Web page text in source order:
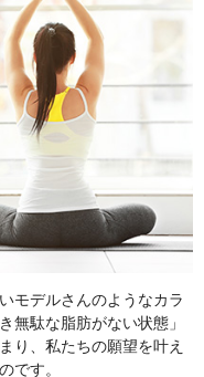
モデルさんのようなカラ
無駄な脂肪がない状態」
り、私たちの願望を叶え
です。